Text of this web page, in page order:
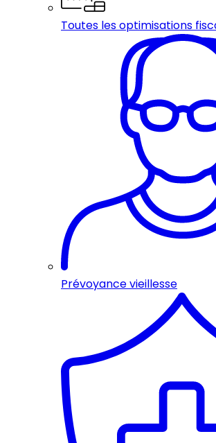
Toutes les optimisations
Prévoyance vieillesse